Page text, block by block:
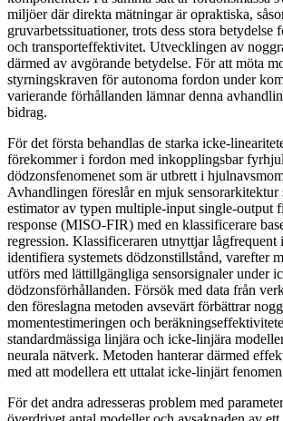
miljöer där direkta mätningar är opraktiska,
gruvarbetssituationer, trots dess stora betydelse
och transporteffektivitet. Utvecklingen av
därmed av avgörande betydelse. För att möta
styrningskraven för autonoma fordon under
varierande förhållanden lämnar denna
bidrag.
För det första behandlas de starka icke-
förekommer i fordon med inkopplingsbar
dödzonsfenomenet som är utbrett i
Avhandlingen föreslår en mjuk sensorarkitektur
estimator av typen multiple-input single-output
response (MISO-FIR) med en klassificerare
regression. Klassificeraren utnyttjar lågfrequent
identifiera systemets dödzonstillstånd, varefter
utförs med lättillgängliga sensorsignaler under
dödzonsförhållanden. Försök med data från
den föreslagna metoden avsevärt förbättrar
momentestimeringen och
standardmässiga linjära och icke-linjära
neurala nätverk. Metoden hanterar därmed
med att modellera ett uttalat icke-linjärt
För det andra adresseras problem med